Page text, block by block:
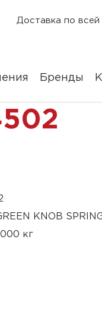
Доставка по всей
Бренды
KNOB
кг